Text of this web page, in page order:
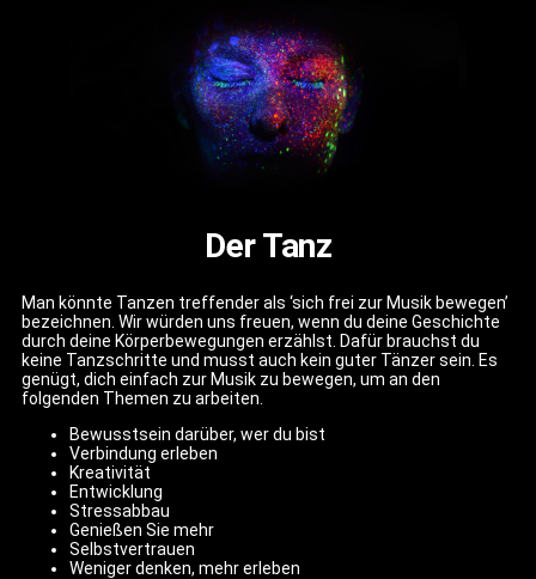
Der Tanz
Man könnte Tanzen treffender als ‘sich frei zur Musik bewegen’
bezeichnen. Wir würden uns freuen, wenn du deine Geschichte
durch deine Körperbewegungen erzählst. Dafür brauchst du
keine Tanzschritte und musst auch kein guter Tänzer sein. Es
genügt, dich einfach zur Musik zu bewegen, um an den
folgenden Themen zu arbeiten.
Bewusstsein darüber, wer du bist
Verbindung erleben
Kreativität
Entwicklung
Stressabbau
Genießen Sie mehr
Selbstvertrauen
Weniger denken, mehr erleben